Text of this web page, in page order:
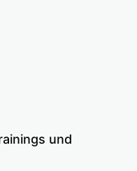
und